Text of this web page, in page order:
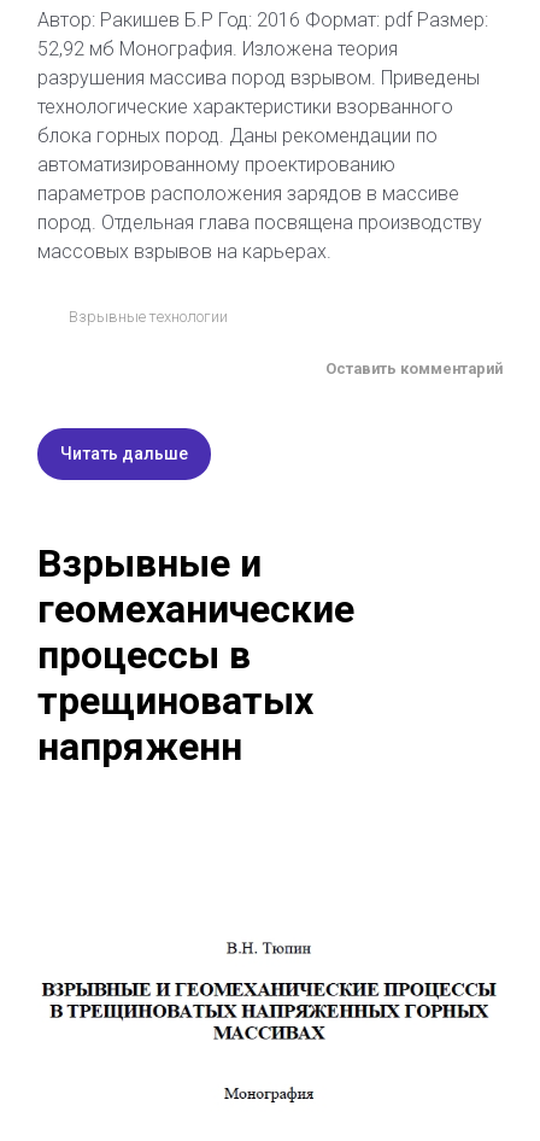
Автор: Ракишев Б.Р Год: 2016 Формат: pdf Размер:
52,92 мб Монография. Изложена теория
разрушения массива пород взрывом. Приведены
технологические характеристики взорванного
блока горных пород. Даны рекомендации по
автоматизированному проектированию
параметров расположения зарядов в массиве
пород. Отдельная глава посвящена производству
массовых взрывов на карьерах.
Взрывные технологии
Оставить комментарий
Читать дальше
Взрывные и
геомеханические
процессы в
трещиноватых
напряженн